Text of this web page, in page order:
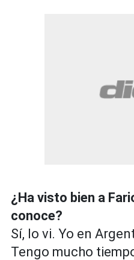
¿Ha visto bien a
conoce?
Sí, lo vi. Yo en
Tengo mucho